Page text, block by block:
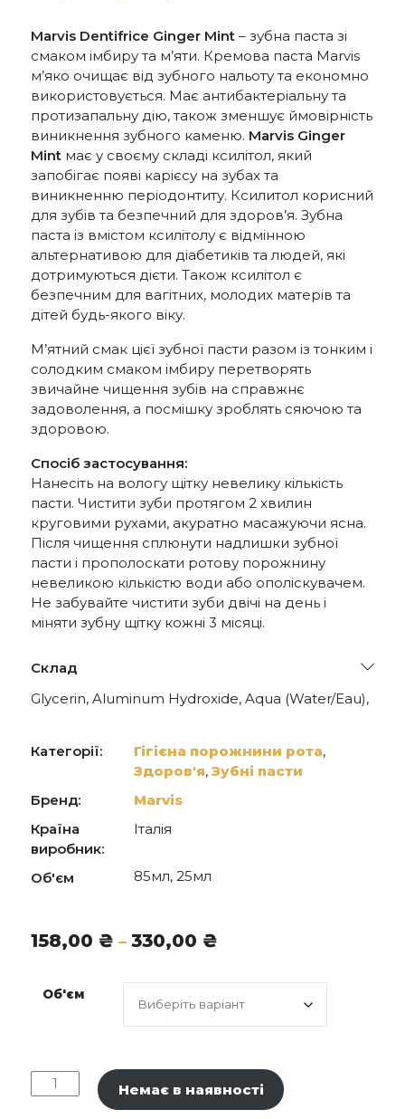
від
158,00 ₴
до
330,00 ₴
Marvis Dentifrice Ginger Mint – зубна паста зі
смаком імбиру та м’яти. Кремова паста Marvis
м’яко очищає від зубного нальоту та економно
використовується. Має антибактеріальну та
протизапальну дію, також зменшує ймовірність
виникнення зубного каменю. Marvis Ginger
Mint має у своєму складі ксилітол, який
запобігає появі карієсу на зубах та
виникненню періодонтиту. Ксилитол корисний
для зубів та безпечний для здоров’я. Зубна
паста із вмістом ксилітолу є відмінною
альтернативою для діабетиків та людей, які
дотримуються дієти. Також ксилітол є
безпечним для вагітних, молодих матерів та
дітей будь-якого віку.
М’ятний смак цієї зубної пасти разом із тонким і
солодким смаком імбиру перетворять
звичайне чищення зубів на справжнє
задоволення, а посмішку зроблять сяючою та
здоровою.
Спосіб застосування:
Нанесіть на вологу щітку невелику кількість
пасти. Чистити зуби протягом 2 хвилин
круговими рухами, акуратно масажуючи ясна.
Після чищення сплюнути надлишки зубної
пасти і прополоскати ротову порожнину
невеликою кількістю води або ополіскувачем.
Не забувайте чистити зуби двічі на день і
міняти зубну щітку кожні 3 місяці.
Склад
Glycerin, Aluminum Hydroxide, Aqua (Water/Eau),
Saccharin, Sodium Fluoride, Citric Acid, Sodium
Citrate, Limonene.
Категорії: Гігієна порожнини рота,
Здоров'я, Зубні пасти
Бренд:
Marvis
Країна
виробник:
Італія
Об'єм 85мл, 25мл
158,00 ₴ – 330,00 ₴
158,00 ₴
Об'єм
Marvis
Зубна
Немає в наявності